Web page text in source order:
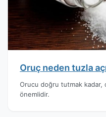
Oruç neden tuzla
Orucu doğru tutmak kadar,
önemlidir.